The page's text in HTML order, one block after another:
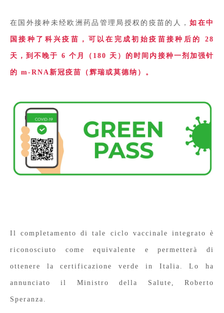
在国外接种未经欧洲药品管理局授权的疫苗的人，如在中
国接种了科兴疫苗，可以在完成初始疫苗接种后的 28
天，到不晚于 6 个月（180 天）的时间内接种一剂加强针
的 m-RNA新冠疫苗（辉瑞或莫德纳）。
Il completamento di tale ciclo vaccinale integrato è
riconosciuto come equivalente e permetterà di
ottenere la certificazione verde in Italia. Lo ha
annunciato il Ministro della Salute, Roberto
Speranza.